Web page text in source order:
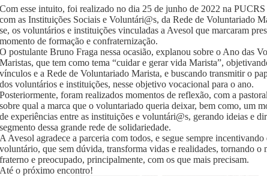
Com esse intuito, foi realizado no dia 25 de junho de 2022 na
com as Instituições Sociais e Voluntári@s, da Rede de Voluntariado
se, os voluntários e instituições vinculadas a Avesol que marcaram
momento de formação e confraternização.
O postulante Bruno Fraga nessa ocasião, explanou sobre o Ano das
Maristas, que tem como tema “cuidar e gerar vida Marista”,
vínculos e a Rede de Voluntariado Marista, e buscando transmitir o
dos voluntários e instituições, nesse objetivo vocacional para o ano.
Posteriormente, foram realizados momentos de reflexão, com a
sobre qual a marca que o voluntariado queria deixar, bem como, um
de experiências entre as instituições e voluntári@s, gerando ideias e
segmento dessa grande rede de solidariedade.
A Avesol agradece a parceria com todos, e segue sempre incentivando
voluntário, que sem dúvida, transforma vidas e realidades, tornando o
fraterno e preocupado, principalmente, com os que mais precisam.
Até o próximo encontro!